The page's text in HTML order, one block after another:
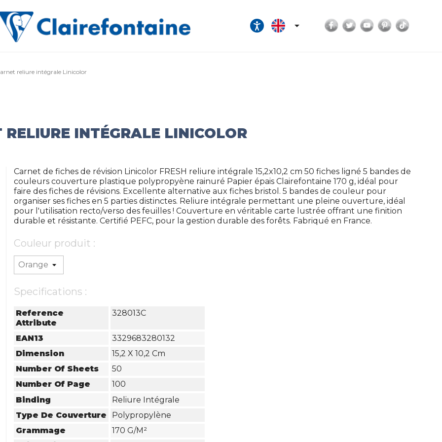
 Facebook
TwitterYouTubePinterest
reliure intégrale Linicolor
INTÉGRALE LINICOLOR
Carnet de fiches de révision Linicolor FRESH reliure intégrale 15,2x10,2 cm 50 fiches ligné 5 bandes de
couleurs couverture plastique polypropyène rainuré Papier épais Clairefontaine 170 g, idéal pour
faire des fiches de révisions. Excellente alternative aux fiches bristol. 5 bandes de couleur pour
organiser ses fiches en 5 parties distinctes. Reliure intégrale permettant une pleine ouverture, idéal
pour l'utilisation recto/verso des feuilles ! Couverture en véritable carte lustrée offrant une finition
durable et résistante. Certifié PEFC, pour la gestion durable des forêts. Fabriqué en France.
Couleur produit :
Specifications :
Reference
Attribute
328013C
EAN13
3329683280132
Dimension
15,2 X 10,2 Cm
Number Of Sheets
50
Number Of Page
100
Binding
Reliure Intégrale
Type De Couverture
Polypropylène
Grammage
170 G/m²